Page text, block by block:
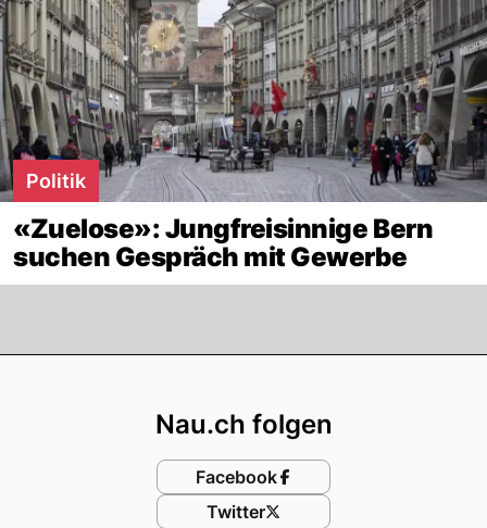
Politik
«Zuelose»: Jungfreisinnige Bern
suchen Gespräch mit Gewerbe
Nau.ch folgen
Facebook
Twitter